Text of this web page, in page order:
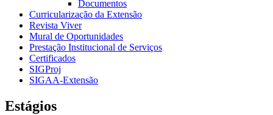
Documentos
Curricularização da Extensão
Revista Viver
Mural de Oportunidades
Prestação Institucional de Serviços
Certificados
SIGProj
SIGAA-Extensão
Estágios